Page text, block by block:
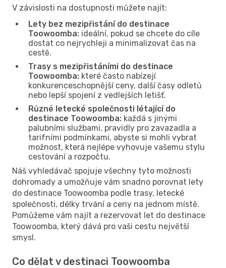
V závislosti na dostupnosti můžete najít:
Lety bez mezipřistání do destinace
Toowoomba: ideální, pokud se chcete do cíle
dostat co nejrychleji a minimalizovat čas na
cestě.
Trasy s mezipřistáními do destinace
Toowoomba: které často nabízejí
konkurenceschopnější ceny, další časy odletů
nebo lepší spojení z vedlejších letišť.
Různé letecké společnosti létající do
destinace Toowoomba: každá s jinými
palubními službami, pravidly pro zavazadla a
tarifními podmínkami, abyste si mohli vybrat
možnost, která nejlépe vyhovuje vašemu stylu
cestování a rozpočtu.
Náš vyhledávač spojuje všechny tyto možnosti
dohromady a umožňuje vám snadno porovnat lety
do destinace Toowoomba podle trasy, letecké
společnosti, délky trvání a ceny na jednom místě.
Pomůžeme vám najít a rezervovat let do destinace
Toowoomba, který dává pro vaši cestu největší
smysl.
Co dělat v destinaci Toowoomba